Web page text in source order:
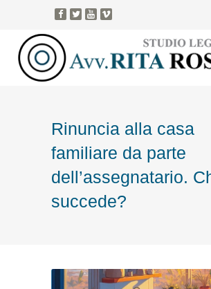
Rinuncia alla casa
familiare da parte
dell’assegnatario.
succede?